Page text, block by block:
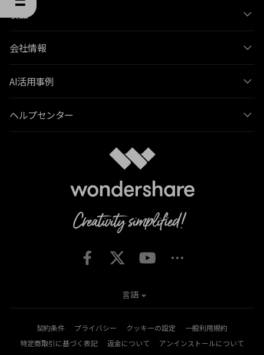
製品
会社情報
AI活用事例
ヘルプセンター
契約条件 プライバシー クッキーの設定
一般利用規約
特定商取引に基づく表記
返金について アンインストールについて
言語